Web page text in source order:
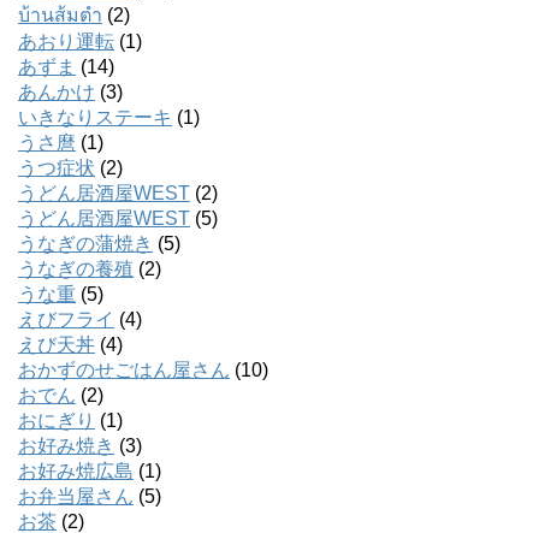
บ้านส้มตํา (2)
あおり運転 (1)
あずま (14)
あんかけ (3)
いきなりステーキ (1)
うさ麿 (1)
うつ症状 (2)
うどん居酒屋WEST (2)
うどん居酒屋WEST (5)
うなぎの蒲焼き (5)
うなぎの養殖 (2)
うな重 (5)
えびフライ (4)
えび天丼 (4)
おかずのせごはん屋さん (10)
おでん (2)
おにぎり (1)
お好み焼き (3)
お好み焼広島 (1)
お弁当屋さん (5)
お茶 (2)